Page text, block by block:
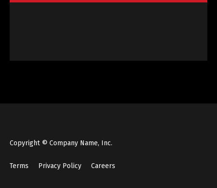
Copyright © Company Name, Inc.
Terms Privacy Policy Careers